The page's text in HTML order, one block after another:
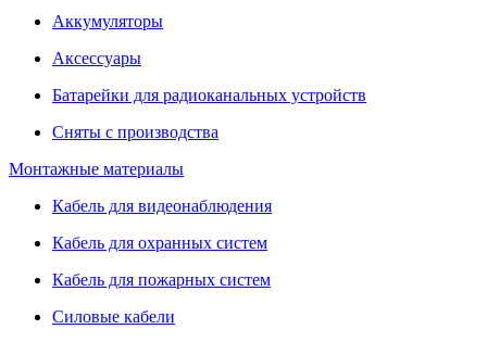
Аккумуляторы
Аксессуары
Батарейки для радиоканальных устройств
Сняты с производства
Монтажные материалы
Кабель для видеонаблюдения
Кабель для охранных систем
Кабель для пожарных систем
Силовые кабели